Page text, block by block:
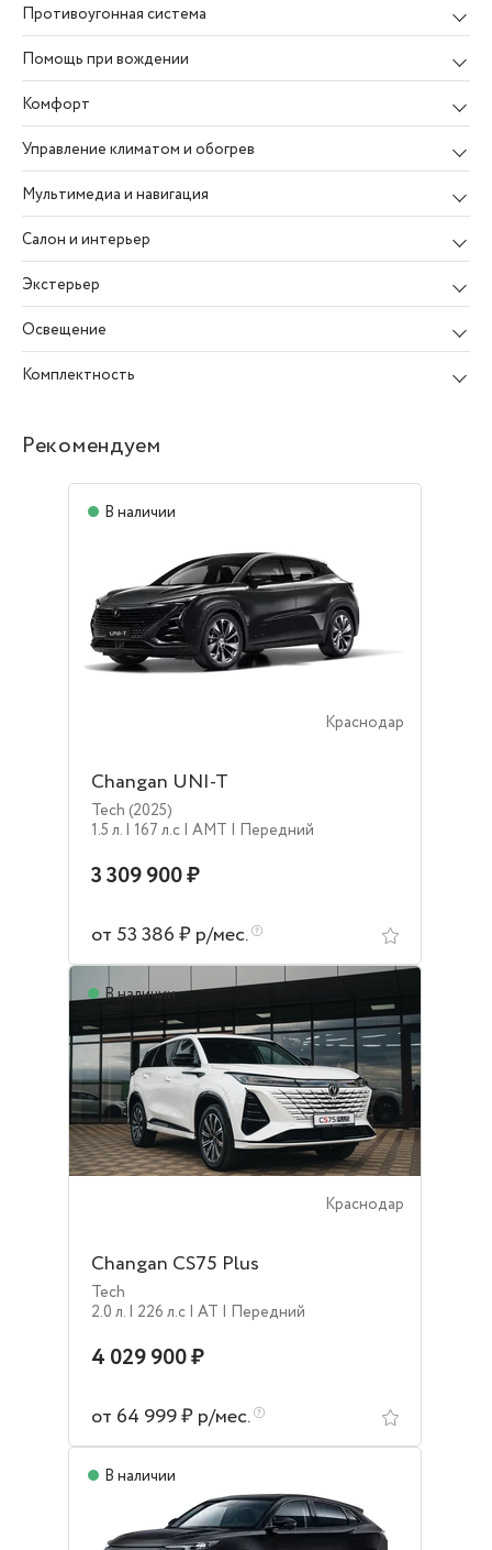
Противоугонная система
Помощь при вождении
Комфорт
Управление климатом и обогрев
Мультимедиа и навигация
Салон и интерьер
Экстерьер
Освещение
Комплектность
Рекомендуем
В наличии
Краснодар
Changan UNI-T
Tech (2025)
1.5 л. | 167 л.c | AMT | Передний
3 309 900 ₽
от 53 386 ₽ р/мес.
В наличии
Краснодар
Changan CS75 Plus
Tech
2.0 л. | 226 л.c | AT | Передний
4 029 900 ₽
от 64 999 ₽ р/мес.
В наличии